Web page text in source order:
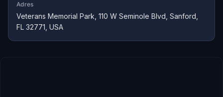
Adres
Veterans Memorial Park, 110 W Seminole Blvd, Sanford,
FL 32771, USA